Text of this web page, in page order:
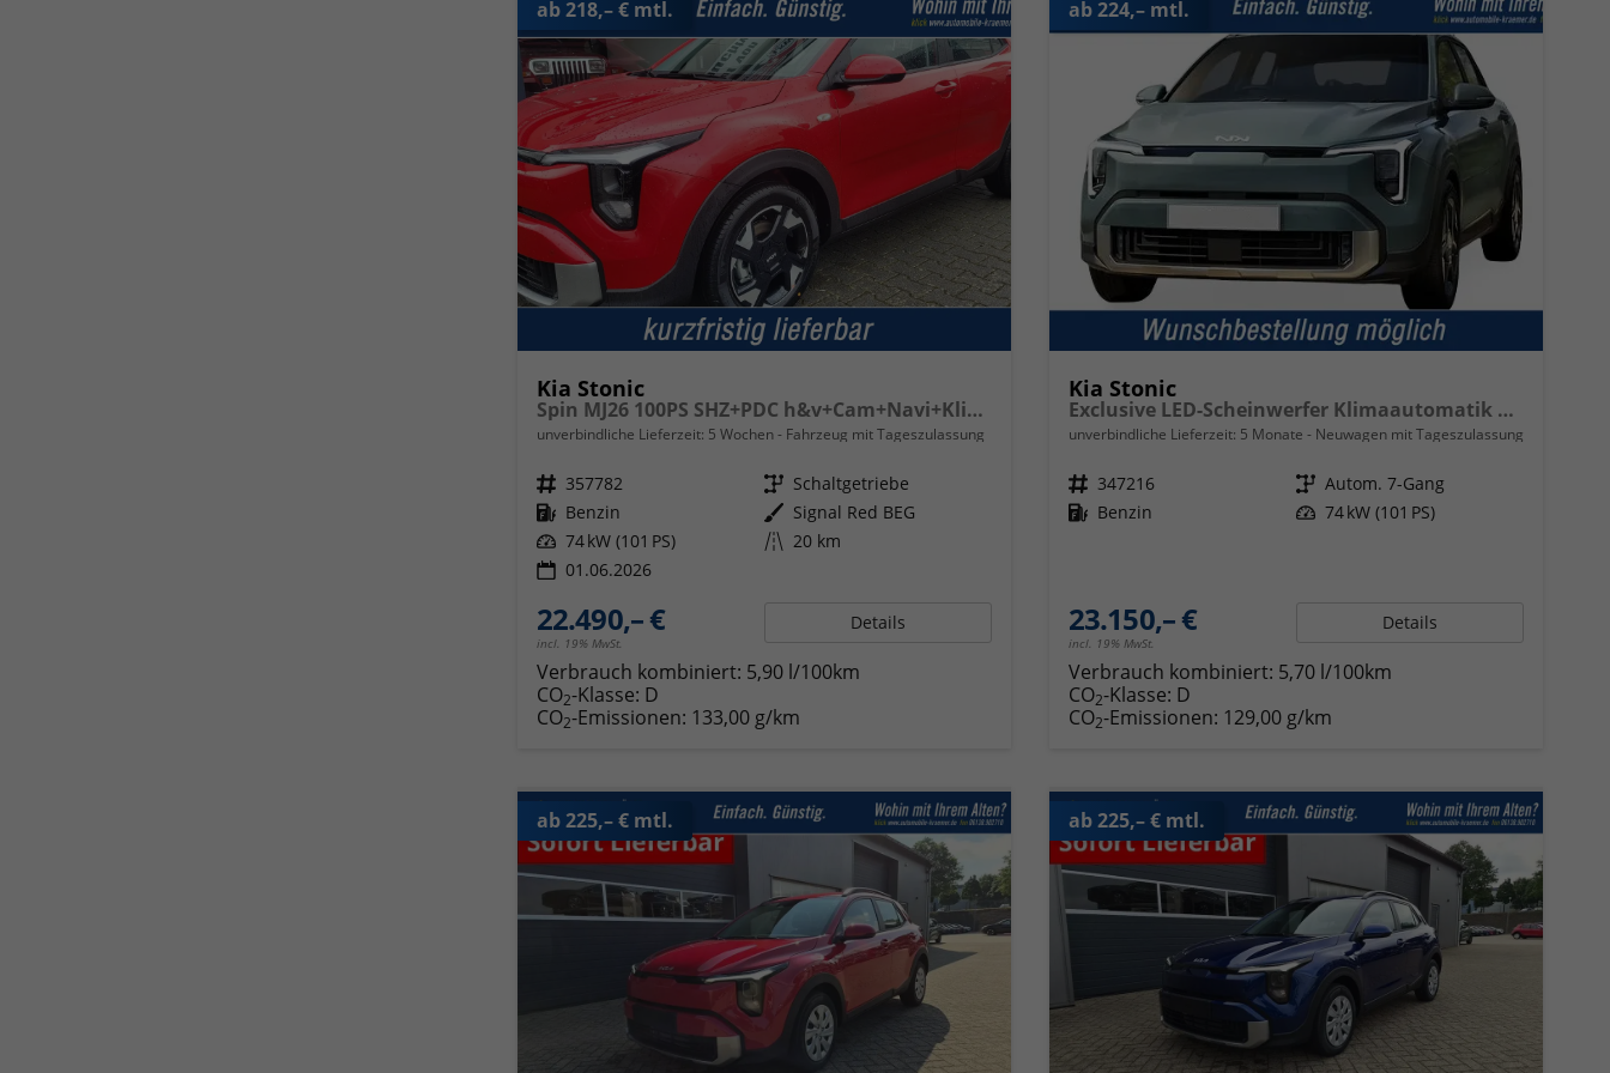
ab 218,– € mtl.
Kia Stonic
Spin MJ26 100PS SHZ+PDC h&v+Cam+Navi+Klima
unverbindliche Lieferzeit: 5 Wochen Fahrzeug mit Tageszulassung
Fahrzeugnr. 357782 Getriebe Schaltgetriebe
Kraftstoff Benzin Außenfarbe Signal Red BEG
Leistung 74 kW (101 PS) Kilometerstand 20 km
01.06.2026
22.490,– €
incl. 19% MwSt.
Details
Verbrauch kombiniert: 5,90 l/100km
CO2-Klasse: D
CO2-Emissionen: 133,00 g/km
ab 224,– mtl.
Kia Stonic
Exclusive LED-Scheinwerfer Klimaautomatik Regensensor Sitzheizung Kamera PDC v+h
unverbindliche Lieferzeit: 5 Monate Neuwagen mit Tageszulassung
Fahrzeugnr. 347216 Getriebe Autom. 7-Gang
Kraftstoff Benzin Leistung 74 kW (101 PS)
23.150,– €
incl. 19% MwSt.
Details
Verbrauch kombiniert: 5,70 l/100km
CO2-Klasse: D
CO2-Emissionen: 129,00 g/km
ab 225,– € mtl. ab 225,– € mtl.